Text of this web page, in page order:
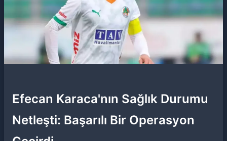
Efecan Karaca'nın Sağlık Durumu
Netleşti: Başarılı Bir Operasyon